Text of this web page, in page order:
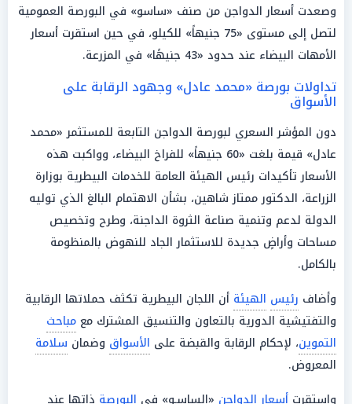
وصعدت أسعار الدواجن من صنف «ساسو» في البورصة العمومية
لتصل إلى مستوى «75 جنيهاً» للكيلو، في حين استقرت أسعار
الأمهات البيضاء عند حدود «43 جنيهًا» في المزرعة.
تداولات بورصة «محمد عادل» وجهود الرقابة على
الأسواق
دون المؤشر السعري لبورصة الدواجن التابعة للمستثمر «محمد
عادل» قيمة بلغت «60 جنيهاً» للفراخ البيضاء، وواكبت هذه
الأسعار تأكيدات رئيس الهيئة العامة للخدمات البيطرية بوزارة
الزراعة، الدكتور ممتاز شاهين، بشأن الاهتمام البالغ الذي توليه
الدولة لدعم وتنمية صناعة الثروة الداجنة، وطرح وتخصيص
مساحات وأراضٍ جديدة للاستثمار الجاد للنهوض بالمنظومة
بالكامل.
وأضاف رئيس الهيئة أن اللجان البيطرية تكثف حملاتها الرقابية
والتفتيشية الدورية بالتعاون والتنسيق المشترك معمباحث
التموين، لإحكام الرقابة والقبضة على الأسواق وضمان سلامة
المعروض.